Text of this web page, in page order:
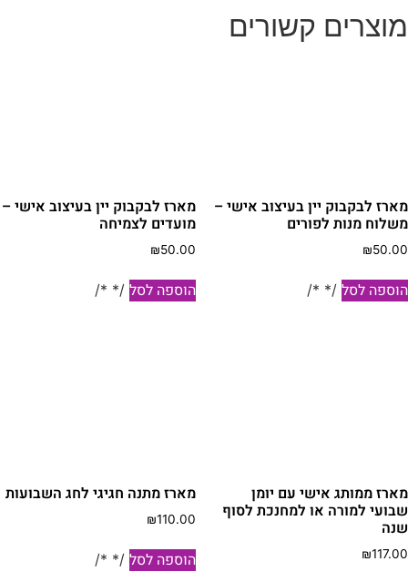
מוצרים קשורים
מארז לבקבוק יין בעיצוב אישי –
משלוח מנות לפורים
₪50.00
הוספה לסל /* */
מארז לבקבוק יין בעיצוב אישי –
מועדים לצמיחה
₪50.00
הוספה לסל /* */
מארז ממותג אישי עם יומן
שבועי למורה או למחנכת לסוף
שנה
₪117.00
מארז מתנה חגיגי לחג השבועות
₪110.00
הוספה לסל /* */